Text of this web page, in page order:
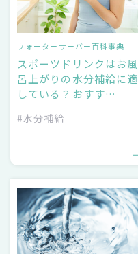
ウォーターサーバー百科事典
スポーツドリンクはお風
呂上がりの水分補給に適
している？おすす…
#水分補給